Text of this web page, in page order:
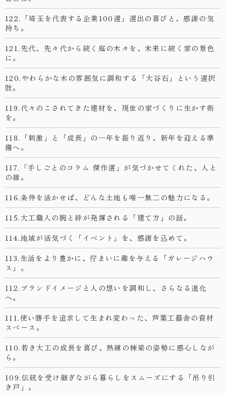
122.「埼玉を代表する企業100選」選出の喜びと、感謝の気
持ち。
121.先代、先々代から続く庭の木々を、未来に続く家の景色
に。
120.やわらかな木の雰囲気に調和する「大谷石」という選択
肢。
119.代々のこされてきた建材を、現世の家づくりに生かす術
を。
118.「刺激」と「成長」の一年を振り返り、新年を迎える準
備へ。
117.「手しごとのコラム 傑作選」が気づかせてくれた、人と
の縁。
116.条件を活かせば、どんな土地も唯一無二の魅力になる。
115.大工職人の腕と絆が発揮される「建て方」の話。
114.地域が活気づく「イベント」を、感謝を込めて。
113.生活をより豊かに、佇まいに趣を与える「ガレージハウ
ス」。
112.ブランドイメージと人の想いを調和し、さらなる進化
へ。
111.使い勝手を追求して生まれ変わった、芦葉工藝舎の資材
スペース。
110.若き大工の成長を喜び、熟練の棟梁の姿勢に感心しなが
ら。
109.伝統を受け継ぎながら暮らしをスムーズにする「吊り引
き戸」。